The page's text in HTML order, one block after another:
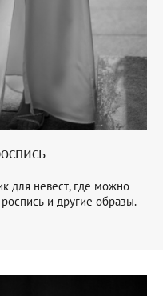
для невест, где можно
и другие образы.